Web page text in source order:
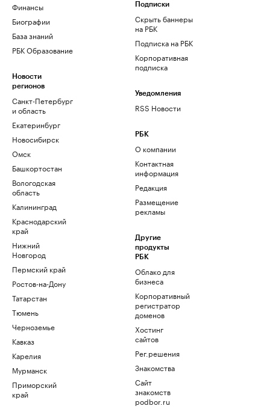
Финансы
Биографии
База знаний
РБК Образование
Новости
регионов
Санкт-Петербург
и область
Екатеринбург
Новосибирск
Омск
Башкортостан
Вологодская
область
Калининград
Краснодарский
край
Нижний
Новгород
Пермский край
Ростов-на-Дону
Татарстан
Тюмень
Черноземье
Кавказ
Карелия
Мурманск
Приморский
край
Подписки
Скрыть баннеры
на РБК
Подписка на РБК
Корпоративная
подписка
Уведомления
RSS Новости
РБК
О компании
Контактная
информация
Редакция
Размещение
рекламы
Другие
продукты
РБК
Облако для
бизнеса
Корпоративный
регистратор
доменов
Хостинг
сайтов
Рег.решения
Знакомства
Сайт
знакомств
podbor.ru